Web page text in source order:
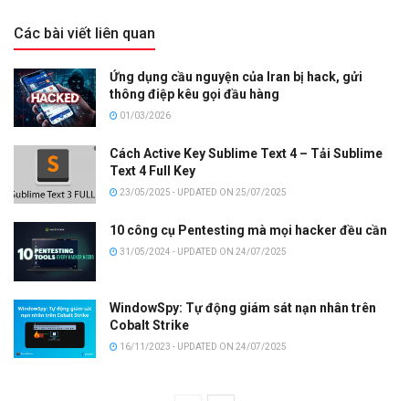
Các bài viết liên quan
Ứng dụng cầu nguyện của Iran bị hack, gửi
thông điệp kêu gọi đầu hàng
01/03/2026
Cách Active Key Sublime Text 4 – Tải Sublime
Text 4 Full Key
23/05/2025 - UPDATED ON 25/07/2025
10 công cụ Pentesting mà mọi hacker đều cần
31/05/2024 - UPDATED ON 24/07/2025
WindowSpy: Tự động giám sát nạn nhân trên
Cobalt Strike
16/11/2023 - UPDATED ON 24/07/2025